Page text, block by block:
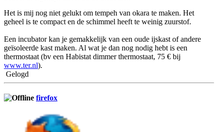
Het is mij nog niet gelukt om tempeh van okara te maken. Het
geheel is te compact en de schimmel heeft te weinig zuurstof.
Een incubator kan je gemakkelijk van een oude ijskast of andere
geïsoleerde kast maken. Al wat je dan nog nodig hebt is een
thermostaat (bv een Habistat dimmer thermostaat, 75 € bij
www.ter.nl).
Gelogd
firefox